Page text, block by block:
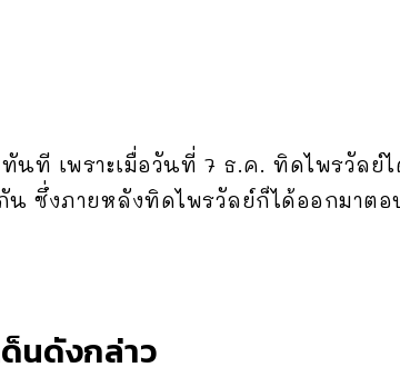
นที เพราะเมื่อวันที่ 7 ธ.ค. ทิดไพรวัลย์
ซึ่งภายหลังทิดไพรวัลย์ก็ได้ออกมาตอ
นดังกล่าว